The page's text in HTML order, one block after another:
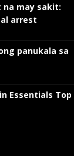
na may sakit:
arrest
panukala sa
Essentials Top